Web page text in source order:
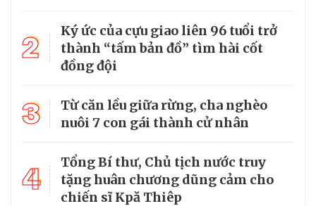
2
Ký ức của cựu giao liên 96 tuổi trở
thành “tấm bản đồ” tìm hài cốt
đồng đội
3
Từ căn lều giữa rừng, cha nghèo
nuôi 7 con gái thành cử nhân
4
Tổng Bí thư, Chủ tịch nước truy
tặng huân chương dũng cảm cho
chiến sĩ Kpă Thiêp